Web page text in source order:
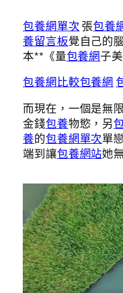
包養網單次張包養
養留言板覺自己的
本**《量包養網子
包養網比較包養網
而現在，一個是無
金錢包養物慾，另
養的包養網單次單
端到讓包養網站她